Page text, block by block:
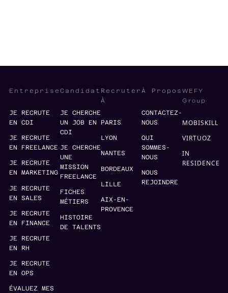
Entreprise
JE RECRUTE
EN CDI
JE RECRUTE
EN FREELANCE
JE RECRUTE
EN MARKETING
JE RECRUTE
EN SALES
JE RECRUTE
EN FINANCE
JE RECRUTE
EN RH
JE RECRUTE
EN OPS
ÉVALUEZ MES
Candidat
JE CHERCHE
UN JOB EN
CDI
JE CHERCHE
UNE
MISSION
FREELANCE
FICHES
MÉTIERS
HISTOIRE
DE TALENTS
Recruter
À
PARIS
LYON
NANTES
BORDEAUX
LILLE
AIX-EN-
PROVENCE
À Propos
CONTACTEZ-
NOUS
QUI
SOMMES-
NOUS
NOUS
REJOINDRE
WEFY
Group
MOBISKILL
VIRTUOZ
IN
RESIDENCE